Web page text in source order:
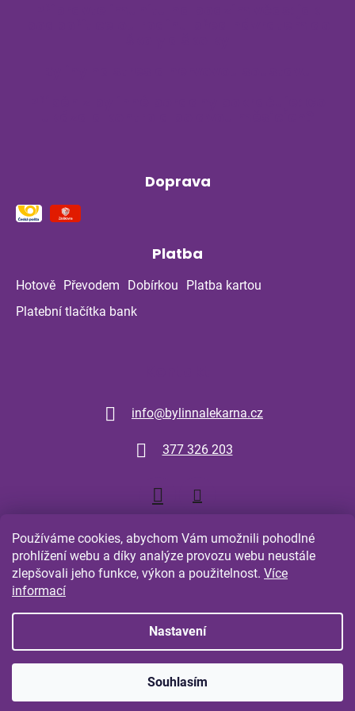
Používáme cookies, abychom Vám umožnili pohodlné
prohlížení webu a díky analýze provozu webu neustále
zlepšovali jeho funkce, výkon a použitelnost. Více
informací
Nastavení
Souhlasím
Doprava
Platba
Hotově Převodem Dobírkou
Platba kartou
Platební tlačítka bank
info@bylinnalekarna.cz
377 326 203
Shoptet.cz Comgate.cz
Vytvořil Shoptet
Bylinná Lékarna Plzeň
vyhrazena.Upravit nastavení cookies